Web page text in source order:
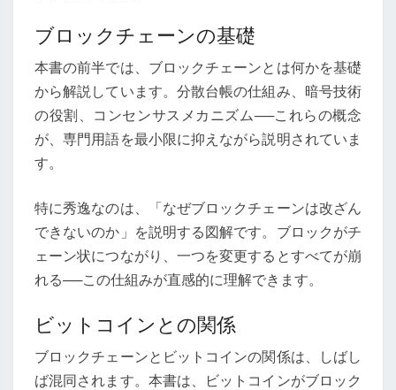
ブロックチェーンの基礎
本書の前半では、ブロックチェーンとは何かを基礎
から解説しています。分散台帳の仕組み、暗号技術
の役割、コンセンサスメカニズム──これらの概念
が、専門用語を最小限に抑えながら説明されていま
す。
特に秀逸なのは、「なぜブロックチェーンは改ざん
できないのか」を説明する図解です。ブロックがチ
ェーン状につながり、一つを変更するとすべてが崩
れる──この仕組みが直感的に理解できます。
ビットコインとの関係
ブロックチェーンとビットコインの関係は、しばし
ば混同されます。本書は、ビットコインがブロック